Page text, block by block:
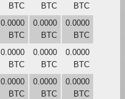
BTC
BTC
BTC
0.0000
BTC
0.0000
BTC
0.0000
BTC
0.0000
BTC
0.0000
BTC
0.0000
BTC
0.0000
BTC
0.0000
BTC
0.0000
BTC